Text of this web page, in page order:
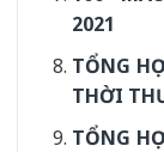
2021
TỔNG
THỜI
TỔNG